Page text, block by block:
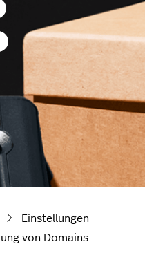
Einstellungen
von Domains